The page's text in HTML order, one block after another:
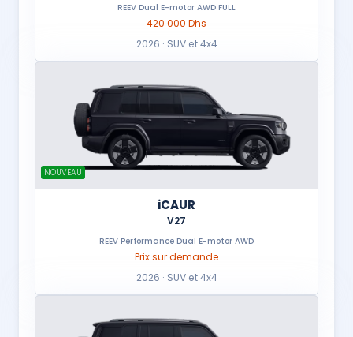
REEV Dual E-motor AWD FULL
420 000 Dhs
2026 · SUV et 4x4
NOUVEAU
iCAUR
V27
REEV Performance Dual E-motor AWD
Prix sur demande
2026 · SUV et 4x4